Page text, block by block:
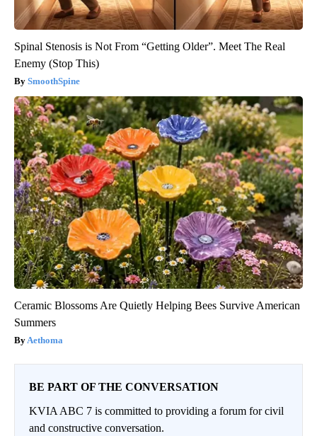
Spinal Stenosis is Not From “Getting Older”. Meet The Real
Enemy (Stop This)
SmoothSpine
Ceramic Blossoms Are Quietly Helping Bees Survive American
Summers
Aethoma
BE PART OF THE CONVERSATION
KVIA ABC 7 is committed to providing a forum for civil
and constructive conversation.